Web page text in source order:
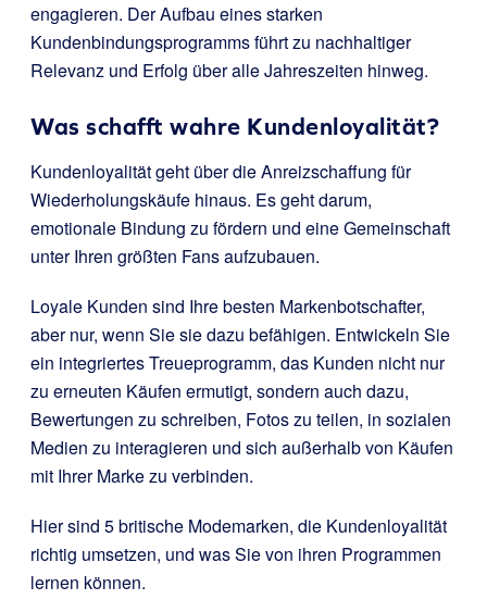
engagieren. Der Aufbau eines starken
Kundenbindungsprogramms führt zu nachhaltiger
Relevanz und Erfolg über alle Jahreszeiten hinweg.
Was schafft wahre Kundenloyalität?
Kundenloyalität geht über die Anreizschaffung für
Wiederholungskäufe hinaus. Es geht darum,
emotionale Bindung zu fördern und eine Gemeinschaft
unter Ihren größten Fans aufzubauen.
Loyale Kunden sind Ihre besten Markenbotschafter,
aber nur, wenn Sie sie dazu befähigen. Entwickeln Sie
ein integriertes Treueprogramm, das Kunden nicht nur
zu erneuten Käufen ermutigt, sondern auch dazu,
Bewertungen zu schreiben, Fotos zu teilen, in sozialen
Medien zu interagieren und sich außerhalb von Käufen
mit Ihrer Marke zu verbinden.
Hier sind 5 britische Modemarken, die Kundenloyalität
richtig umsetzen, und was Sie von ihren Programmen
lernen können.